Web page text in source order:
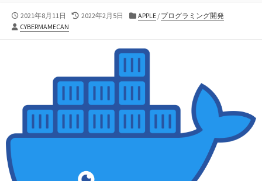
公
開
2021年8月11日
最
2022年2月5日
カ
リ
ー
APPLE / プログラミング開発
投
CYBERMAMECAN